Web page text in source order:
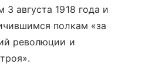
августа 1918 года и
полкам «за
революции и